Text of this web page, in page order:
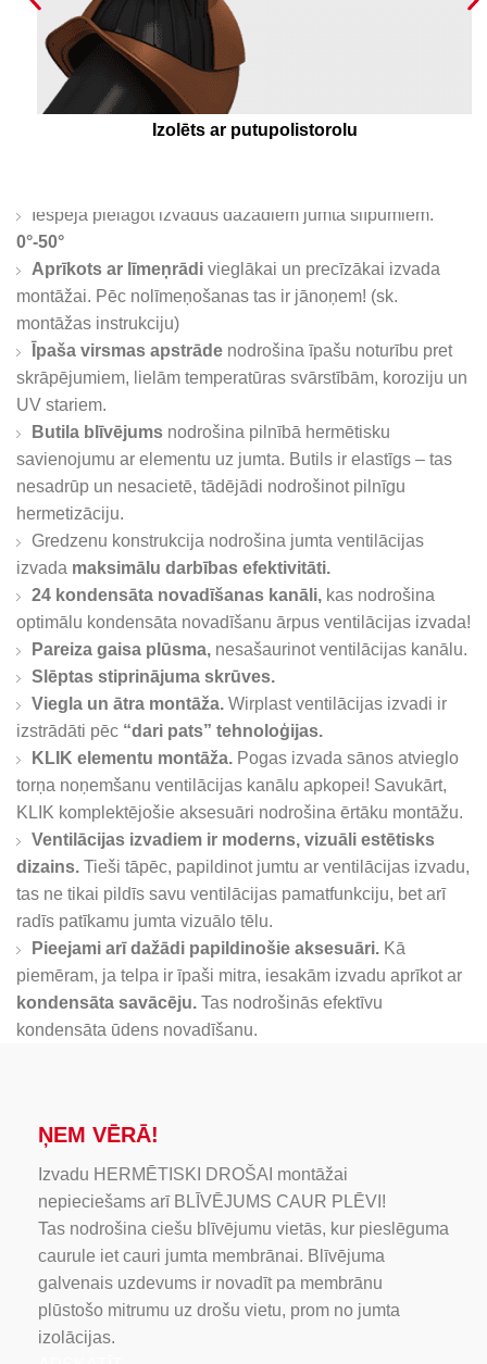
24 kondensāta novadīšanas kanāli, kas
Iespēja pielāgot izvadus dažādiem jumta slīpumiem.
0°-50°
Aprīkots ar līmeņrādi vieglākai un precīzākai izvada
montāžai. Pēc nolīmeņošanas tas ir jānoņem! (sk.
montāžas instrukciju)
Īpaša virsmas apstrāde nodrošina īpašu noturību pret
skrāpējumiem, lielām temperatūras svārstībām, koroziju un
UV stariem.
Butila blīvējums nodrošina pilnībā hermētisku
savienojumu ar elementu uz jumta. Butils ir elastīgs – tas
nesadrūp un nesacietē, tādējādi nodrošinot pilnīgu
hermetizāciju.
Gredzenu konstrukcija nodrošina jumta ventilācijas
izvada maksimālu darbības efektivitāti.
24 kondensāta novadīšanas kanāli, kas nodrošina
optimālu kondensāta novadīšanu ārpus ventilācijas izvada!
Pareiza gaisa plūsma, nesašaurinot ventilācijas kanālu.
Slēptas stiprinājuma skrūves.
Viegla un ātra montāža. Wirplast ventilācijas izvadi ir
izstrādāti pēc “dari pats” tehnoloģijas.
KLIK elementu montāža. Pogas izvada sānos atvieglo
torņa noņemšanu ventilācijas kanālu apkopei! Savukārt,
KLIK komplektējošie aksesuāri nodrošina ērtāku montāžu.
Ventilācijas izvadiem ir moderns, vizuāli estētisks
dizains. Tieši tāpēc, papildinot jumtu ar ventilācijas izvadu,
tas ne tikai pildīs savu ventilācijas pamatfunkciju, bet arī
radīs patīkamu jumta vizuālo tēlu.
Pieejami arī dažādi papildinošie aksesuāri. Kā
piemēram, ja telpa ir īpaši mitra, iesakām izvadu aprīkot ar
kondensāta savācēju. Tas nodrošinās efektīvu
kondensāta ūdens novadīšanu.
ŅEM VĒRĀ!
Izvadu HERMĒTISKI DROŠAI montāžai
nepieciešams arī BLĪVĒJUMS CAUR PLĒVI!
Tas nodrošina ciešu blīvējumu vietās, kur pieslēguma
caurule iet cauri jumta membrānai. Blīvējuma
galvenais uzdevums ir novadīt pa membrānu
plūstošo mitrumu uz drošu vietu, prom no jumta
izolācijas.